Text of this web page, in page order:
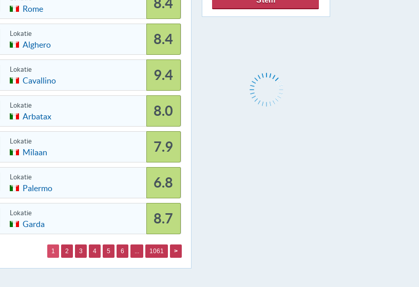
Rome 8.4
Lokatie
Alghero 8.4
Lokatie
Cavallino 9.4
Lokatie
Arbatax 8.0
Lokatie
Milaan 7.9
Lokatie
Palermo 6.8
Lokatie
Garda 8.7
1 2 3 4 5 6 ... 1061 >